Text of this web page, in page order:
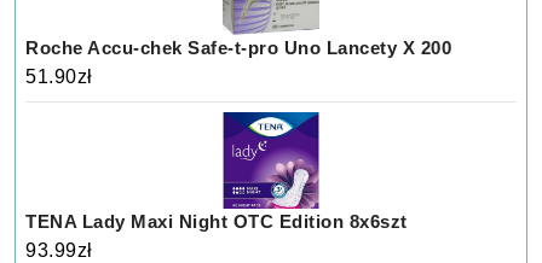
Roche Accu-chek Safe-t-pro Uno Lancety X 200
51.90zł
TENA Lady Maxi Night OTC Edition 8x6szt
93.99zł